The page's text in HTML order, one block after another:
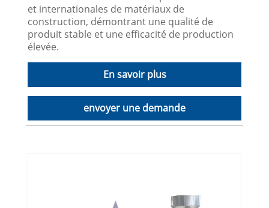
et internationales de matériaux de
construction, démontrant une qualité de
produit stable et une efficacité de production
élevée.
En savoir plus
envoyer une demande